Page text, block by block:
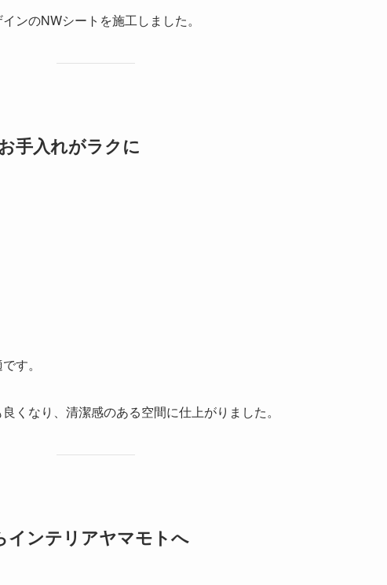
ンのNWシートを施工しました。
手入れがラクに
す。
くなり、清潔感のある空間に仕上がりました。
インテリアヤマモトへ